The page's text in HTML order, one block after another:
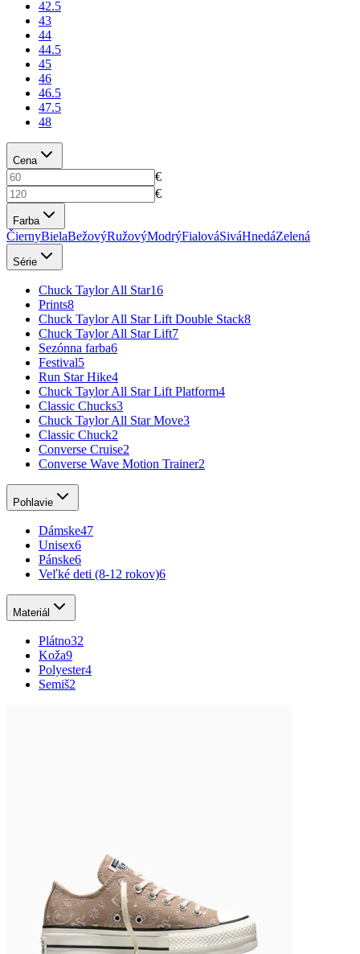
42.5
43
44
44.5
45
46
46.5
47.5
48
Cena
€
€
Farba
ČiernyBielaBežovýRužovýModrýFialováSiváHnedáZelená
Série
Chuck Taylor All Star16
Prints8
Chuck Taylor All Star Lift Double Stack8
Chuck Taylor All Star Lift7
Sezónna farba6
Festival5
Run Star Hike4
Chuck Taylor All Star Lift Platform4
Classic Chucks3
Chuck Taylor All Star Move3
Classic Chuck2
Converse Cruise2
Converse Wave Motion Trainer2
Pohlavie
Dámske47
Unisex6
Pánske6
Veľké deti (8-12 rokov)6
Materiál
Plátno32
Koža9
Polyester4
Semiš2